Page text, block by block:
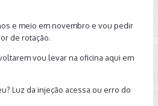
e meio em novembro e vou pedir
de rotação.
vou levar na oficina aqui em
Luz da injeção acessa ou erro do